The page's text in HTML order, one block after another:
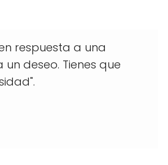
respuesta a una
deseo. Tienes que